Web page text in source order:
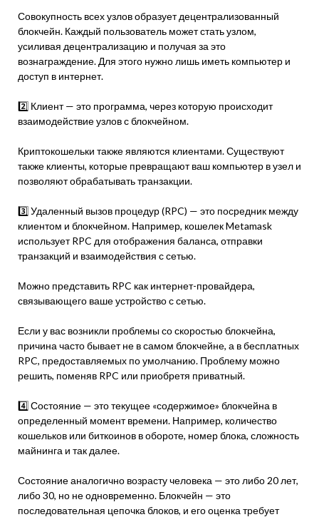
Совокупность всех узлов образует децентрализованный
блокчейн. Каждый пользователь может стать узлом,
усиливая децентрализацию и получая за это
вознаграждение. Для этого нужно лишь иметь компьютер и
доступ в интернет.
2️⃣ Клиент — это программа, через которую происходит
взаимодействие узлов с блокчейном.
Криптокошельки также являются клиентами. Существуют
также клиенты, которые превращают ваш компьютер в узел и
позволяют обрабатывать транзакции.
3️⃣ Удаленный вызов процедур (RPC) — это посредник между
клиентом и блокчейном. Например, кошелек Metamask
использует RPC для отображения баланса, отправки
транзакций и взаимодействия с сетью.
Можно представить RPC как интернет-провайдера,
связывающего ваше устройство с сетью.
Если у вас возникли проблемы со скоростью блокчейна,
причина часто бывает не в самом блокчейне, а в бесплатных
RPC, предоставляемых по умолчанию. Проблему можно
решить, поменяв RPC или приобретя приватный.
4️⃣ Состояние — это текущее «содержимое» блокчейна в
определенный момент времени. Например, количество
кошельков или биткоинов в обороте, номер блока, сложность
майнинга и так далее.
Состояние аналогично возрасту человека — это либо 20 лет,
либо 30, но не одновременно. Блокчейн — это
последовательная цепочка блоков, и его оценка требует